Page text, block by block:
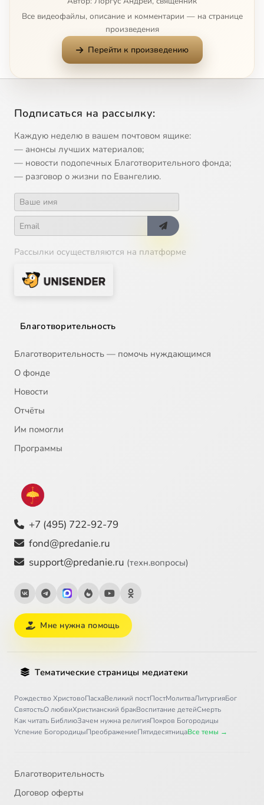
Все видеофайлы, описание и комментарии — на странице
произведения
Перейти к произведению
Подписаться на рассылку:
Каждую неделю в вашем почтовом ящике:
— анонсы лучших материалов;
— новости подопечных Благотворительного фонда;
— разговор о жизни по Евангелию.
Рассылки осуществляются на платформе
Благотворительность
Благотворительность — помочь нуждающимся
О фонде
Новости
Отчёты
Им помогли
Программы
+7 (495) 722-92-79
fond@predanie.ru
support@predanie.ru (техн.вопросы)
Мне нужна помощь
Тематические страницы медиатеки
Рождество ХристовоПасхаВеликий постПостМолитваЛитургияБог
СвятостьО любвиХристианский бракВоспитание детейСмерть
Как читать БиблиюЗачем нужна религияПокров Богородицы
Успение БогородицыПреображениеПятидесятницаВсе темы →
Благотворительность
Договор оферты